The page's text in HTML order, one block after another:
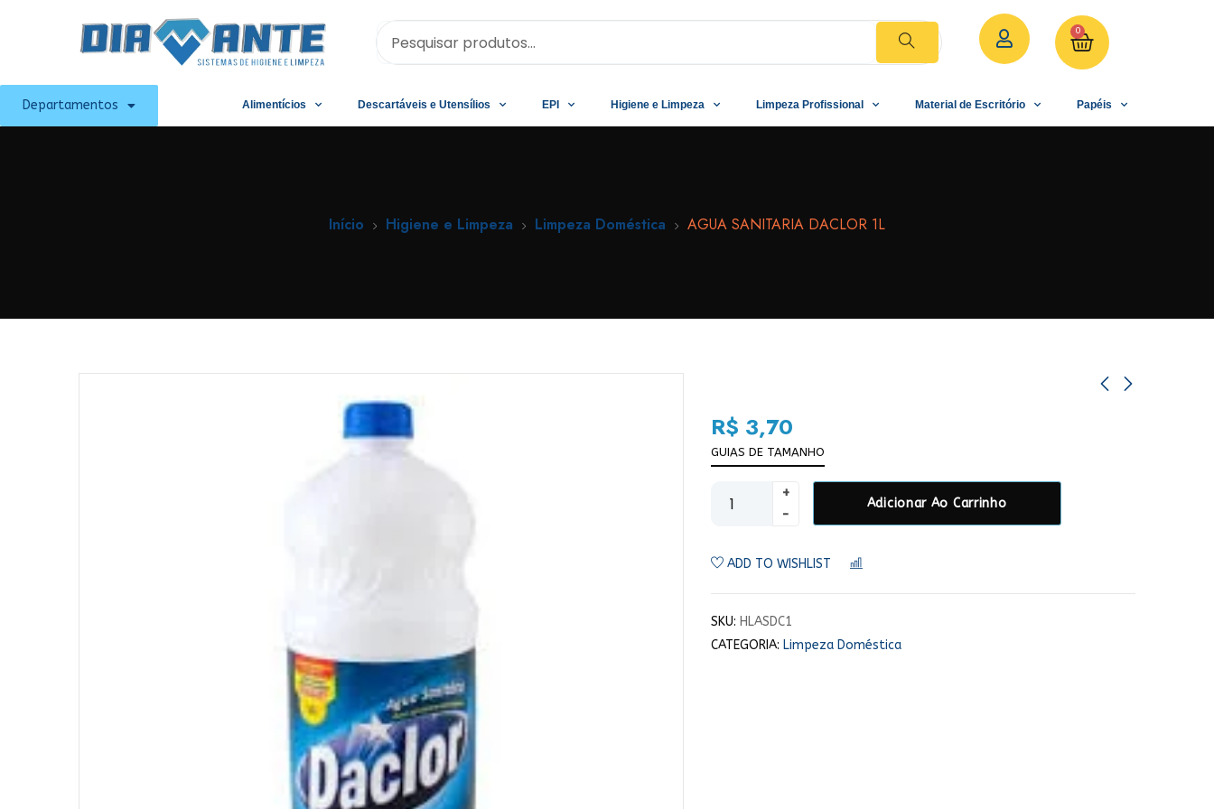
0
Departamentos Alimentícios Descartáveis e Utensílios EPI Higiene e Limpeza Limpeza Profissional Material de Escritório Papéis
Início Higiene e Limpeza Limpeza Doméstica AGUA SANITARIA DACLOR 1L
R$ 3,70
GUIAS DE TAMANHO
Adicionar Ao Carrinho
ADD TO WISHLIST
SKU: HLASDC1
CATEGORIA: Limpeza Doméstica